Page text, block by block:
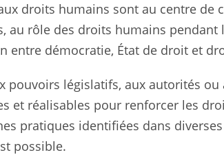
droits humains sont au centre
au rôle des droits humains pendant
entre démocratie, État de droit et
législatifs, aux autorités ou
et réalisables pour renforcer les
pratiques identifiées dans
possible.